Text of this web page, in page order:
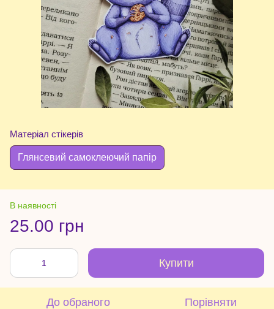
Матеріал стікерів
Глянсевий самоклеючий папір
В наявності
25.00 грн
Купити
До обраного Порівняти